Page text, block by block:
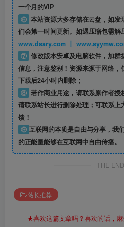
一个月的VIP
⑥ 本站资源大多存储在云盘，如发
们会第一时间更新。如遇压缩包需解
www.dsary.com 丨
⑦ 修改版本安卓及电脑软件，加群
信息，注意鉴别！资源来源于网络，
下载后24小时内删除；
⑧ 若作商业用途，请联系原作者授
请联系站长进行删除处理；可联系上
馈！
⑨ 互联网的本质是自由与分享，我
的正能量能够在互联网中自由传播。
THE END
站长推荐
★喜欢这篇文章吗？喜欢的话，